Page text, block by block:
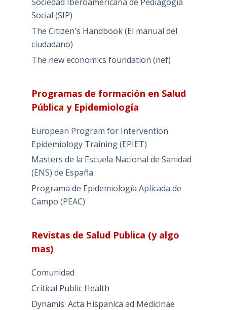
Social (SIP)
The Citizen's Handbook (El manual del
ciudadano)
The new economics foundation (nef)
Programas de formación en Salud
Pública y Epidemiología
European Program for Intervention
Epidemiology Training (EPIET)
Masters de la Escuela Nacional de Sanidad
(ENS) de España
Programa de Epidemiología Aplicada de
Campo (PEAC)
Revistas de Salud Publica (y algo
mas)
Comunidad
Critical Public Health
Dynamis: Acta Hispanica ad Medicinae